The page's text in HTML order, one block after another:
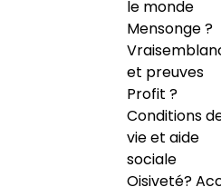
le monde
Mensonge ?
et preuves
Profit ?
Conditions
vie et aide
sociale
Oisiveté?